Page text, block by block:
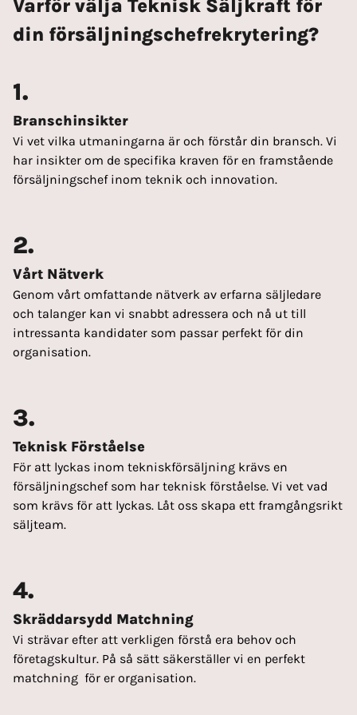
Varför välja Teknisk Säljkraft för
din försäljningschefrekrytering?
1.
Branschinsikter
Vi vet vilka utmaningarna är och förstår din bransch. Vi
har insikter om de specifika kraven för en framstående
försäljningschef inom teknik och innovation.
2.
Vårt Nätverk
Genom vårt omfattande nätverk av erfarna säljledare
och talanger kan vi snabbt adressera och nå ut till
intressanta kandidater som passar perfekt för din
organisation.
3.
Teknisk Förståelse
För att lyckas inom tekniskförsäljning krävs en
försäljningschef som har teknisk förståelse. Vi vet vad
som krävs för att lyckas. Låt oss skapa ett framgångsrikt
säljteam.
4.
Skräddarsydd Matchning
Vi strävar efter att verkligen förstå era behov och
företagskultur. På så sätt säkerställer vi en perfekt
matchning för er organisation.